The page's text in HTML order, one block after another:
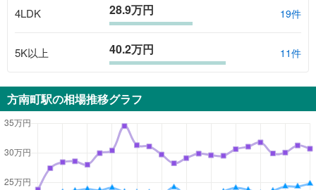
4LDK 28.9万円 19件
5K以上 40.2万円 11件
方南町駅の相場推移グラフ